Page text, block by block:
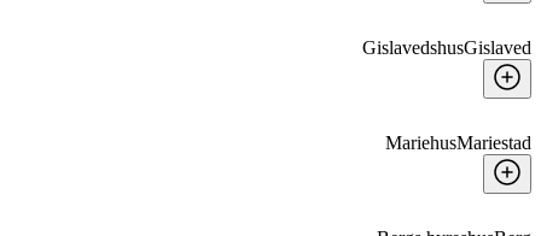
GislavedshusGislaved
MariehusMariestad